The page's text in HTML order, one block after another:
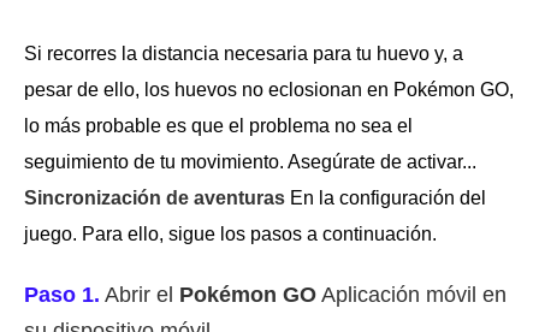
Si recorres la distancia necesaria para tu huevo y, a
pesar de ello, los huevos no eclosionan en Pokémon GO,
lo más probable es que el problema no sea el
seguimiento de tu movimiento. Asegúrate de activar...
Sincronización de aventuras En la configuración del
juego. Para ello, sigue los pasos a continuación.
Paso 1. Abrir el Pokémon GO Aplicación móvil en